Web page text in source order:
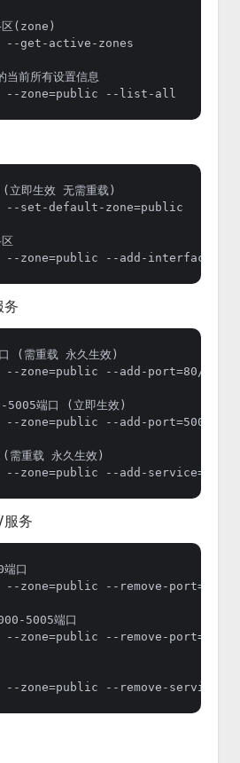
--get-active-zones
--zone=public --list-all
--set-default-zone=public
zone=public --add-
务
zone=public --add-port=80/tcp --
zone=public --add-port=5000-
zone=public --add-service=smtp
务
zone=public --remove-port=80/
zone=public --remove-port=5000-
zone=public --remove-